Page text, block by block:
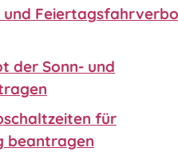
und
der Sonn- und
für
beantragen